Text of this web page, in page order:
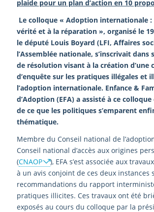
plaide pour un plan d’action en 10
Le colloque « Adoption internationale
vérité et à la réparation », organisé le
le député Louis Boyard (LFI, Affaires
l’Assemblée nationale, s’inscrivait
de résolution visant à la création d’une
d’enquêtesur les pratiques illégales et
l’adoption internationale. Enfance &
d’Adoption (EFA) a assisté à ce
de ce que les politiques s’emparent
thématique.
Membre du Conseil national de
Conseil national d’accès aux origines
(CNAOP
), EFA s’est associée aux
à un avis conjoint de ces deux instances
recommandations du rapport
pratiques illicites. Ces travaux ont été
exposés au cours du colloque par la